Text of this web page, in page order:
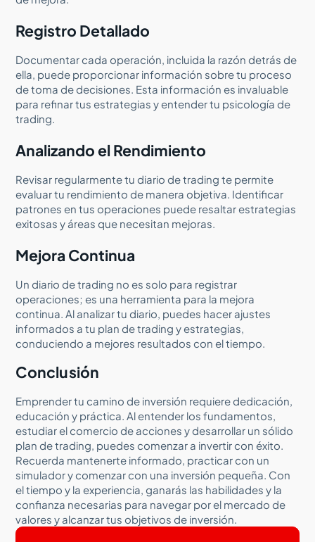
Registro Detallado
Documentar cada operación, incluida la razón detrás de
ella, puede proporcionar información sobre tu proceso
de toma de decisiones. Esta información es invaluable
para refinar tus estrategias y entender tu psicología de
trading.
Analizando el Rendimiento
Revisar regularmente tu diario de trading te permite
evaluar tu rendimiento de manera objetiva. Identificar
patrones en tus operaciones puede resaltar estrategias
exitosas y áreas que necesitan mejoras.
Mejora Continua
Un diario de trading no es solo para registrar
operaciones; es una herramienta para la mejora
continua. Al analizar tu diario, puedes hacer ajustes
informados a tu plan de trading y estrategias,
conduciendo a mejores resultados con el tiempo.
Conclusión
Emprender tu camino de inversión requiere dedicación,
educación y práctica. Al entender los fundamentos,
estudiar el comercio de acciones y desarrollar un sólido
plan de trading, puedes comenzar a invertir con éxito.
Recuerda mantenerte informado, practicar con un
simulador y comenzar con una inversión pequeña. Con
el tiempo y la experiencia, ganarás las habilidades y la
confianza necesarias para navegar por el mercado de
valores y alcanzar tus objetivos de inversión.